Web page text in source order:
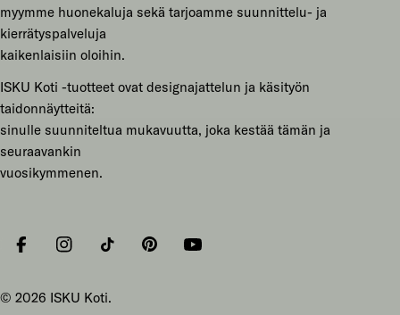
myymme huonekaluja sekä tarjoamme suunnittelu- ja
kierrätyspalveluja
kaikenlaisiin oloihin.
ISKU Koti -tuotteet ovat designajattelun ja käsityön
taidonnäytteitä:
sinulle suunniteltua mukavuutta, joka kestää tämän ja
seuraavankin
vuosikymmenen.
FacebookInstagramTiktok PinterestYouTube
© 2026 ISKU Koti.